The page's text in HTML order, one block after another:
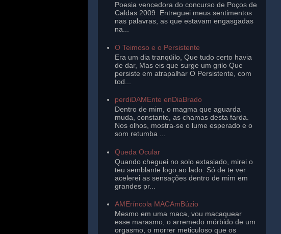
Poesia vencedora do concurso de Poços de
Caldas 2009 Entreguei meus sentimentos
nas palavras, as que estavam engasgadas
na...
O Teimoso e o Persistente
Era um dia tranqüilo, Que tudo certo havia
de dar, Mas eis que surge um grilo Que
persiste em atrapalhar O Persistente, com
tod...
perdiDAMEnte enDiaBrado
Dentro de mim, o magma que aguarda
muda, constante, as chamas desta farda.
Nos olhos, mostra-se o lume esperado e o
som retumba ...
Queda Ocular
Quando cheguei no solo extasiado, mirei o
teu semblante logo ao lado. Só de te ver
acelerei as sensações dentro de mim em
grandes pr...
AMEríncola MACAmBúzio
Mesmo em uma maca, vou macaquear
esse marasmo, o arremedo mórbido de um
orgasmo, o morrer meticuloso que os